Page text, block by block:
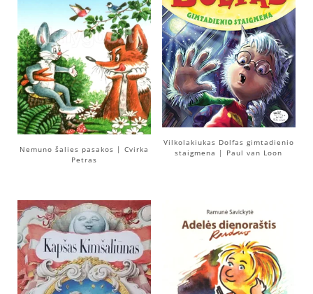
Nemuno šalies pasakos | Cvirka
Petras
Vilkolakiukas Dolfas gimtadienio
staigmena | Paul van Loon